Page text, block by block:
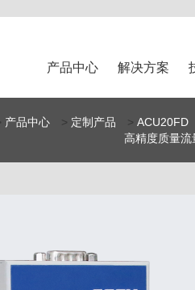
产品中心 解决方案
产品中心 > 定制产品 > ACU20FD
高精度质量流